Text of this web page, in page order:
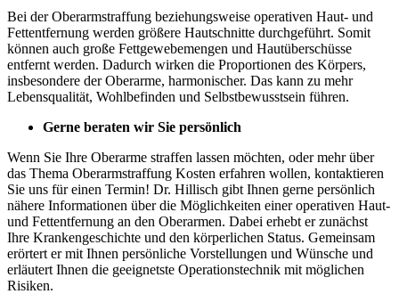
Bei der Oberarmstraffung beziehungsweise operativen Haut- und
Fettentfernung werden größere Hautschnitte durchgeführt. Somit
können auch große Fettgewebemengen und Hautüberschüsse
entfernt werden. Dadurch wirken die Proportionen des Körpers,
insbesondere der Oberarme, harmonischer. Das kann zu mehr
Lebensqualität, Wohlbefinden und Selbstbewusstsein führen.
Gerne beraten wir Sie persönlich
Wenn Sie Ihre Oberarme straffen lassen möchten, oder mehr über
das Thema Oberarmstraffung Kosten erfahren wollen, kontaktieren
Sie uns für einen Termin! Dr. Hillisch gibt Ihnen gerne persönlich
nähere Informationen über die Möglichkeiten einer operativen Haut-
und Fettentfernung an den Oberarmen. Dabei erhebt er zunächst
Ihre Krankengeschichte und den körperlichen Status. Gemeinsam
erörtert er mit Ihnen persönliche Vorstellungen und Wünsche und
erläutert Ihnen die geeignetste Operationstechnik mit möglichen
Risiken.